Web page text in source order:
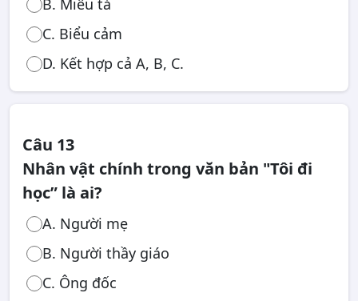
B. Miêu tả
C. Biểu cảm
D. Kết hợp cả A, B, C.
Câu 13
Nhân vật chính trong văn bản "Tôi đi
học” là ai?
A. Người mẹ
B. Người thầy giáo
C. Ông đốc